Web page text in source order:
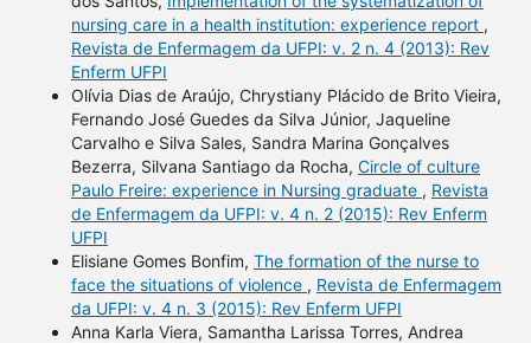
nursing care in a health institution: experience report ,
Revista de Enfermagem da UFPI: v. 2 n. 4 (2013): Rev
Enferm UFPI
Olívia Dias de Araújo, Chrystiany Plácido de Brito Vieira,
Fernando José Guedes da Silva Júnior, Jaqueline
Carvalho e Silva Sales, Sandra Marina Gonçalves
Bezerra, Silvana Santiago da Rocha, Circle of culture
Paulo Freire: experience in Nursing graduate , Revista
de Enfermagem da UFPI: v. 4 n. 2 (2015): Rev Enferm
UFPI
Elisiane Gomes Bonfim, The formation of the nurse to
face the situations of violence , Revista de Enfermagem
da UFPI: v. 4 n. 3 (2015): Rev Enferm UFPI
Anna Karla Viera, Samantha Larissa Torres, Andrea